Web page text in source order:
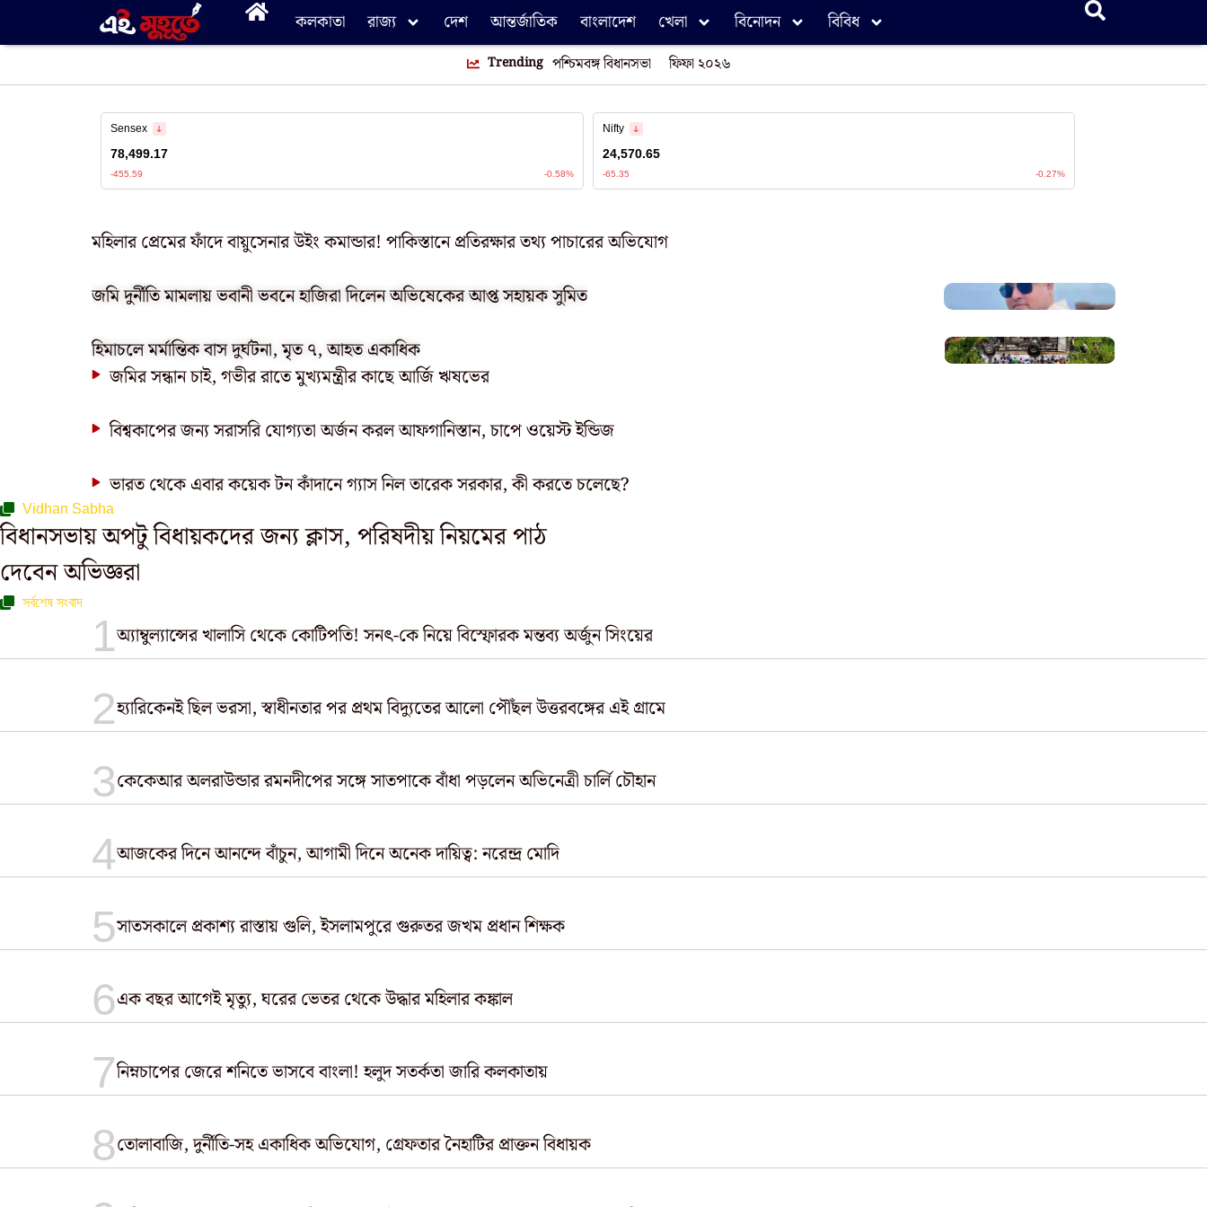
কলকাতা রাজ্য দেশ আন্তর্জাতিক বাংলাদেশ খেলা বিনোদন বিবিধ
Trending পশ্চিমবঙ্গ বিধানসভা ফিফা ২০২৬
মহিলার প্রেমের ফাঁদে বায়ুসেনার উইং কমান্ডার! পাকিস্তানে প্রতিরক্ষার তথ্য পাচারের অভিযোগ
জমি দুর্নীতি মামলায় ভবানী ভবনে হাজিরা দিলেন অভিষেকের আপ্ত সহায়ক সুমিত
হিমাচলে মর্মান্তিক বাস দুর্ঘটনা, মৃত ৭, আহত একাধিক
জমির সন্ধান চাই, গভীর রাতে মুখ্যমন্ত্রীর কাছে আর্জি ঋষভের
বিশ্বকাপের জন্য সরাসরি যোগ্যতা অর্জন করল আফগানিস্তান, চাপে ওয়েস্ট ইন্ডিজ
ভারত থেকে এবার কয়েক টন কাঁদানে গ্যাস নিল তারেক সরকার, কী করতে চলেছে?
Vidhan Sabha
বিধানসভায় অপটু বিধায়কদের জন্য ক্লাস, পরিষদীয় নিয়মের পাঠ
দেবেন অভিজ্ঞরা
সর্বশেষ সংবাদ
অ্যাম্বুল্যান্সের খালাসি থেকে কোটিপতি! সনৎ-কে নিয়ে বিস্ফোরক মন্তব্য অর্জুন সিংয়ের
হ্যারিকেনই ছিল ভরসা, স্বাধীনতার পর প্রথম বিদ্যুতের আলো পৌঁছল উত্তরবঙ্গের এই গ্রামে
কেকেআর অলরাউন্ডার রমনদীপের সঙ্গে সাতপাকে বাঁধা পড়লেন অভিনেত্রী চার্লি চৌহান
আজকের দিনে আনন্দে বাঁচুন, আগামী দিনে অনেক দায়িত্ব: নরেন্দ্র মোদি
সাতসকালে প্রকাশ্য রাস্তায় গুলি, ইসলামপুরে গুরুতর জখম প্রধান শিক্ষক
এক বছর আগেই মৃত্যু, ঘরের ভেতর থেকে উদ্ধার মহিলার কঙ্কাল
নিম্নচাপের জেরে শনিতে ভাসবে বাংলা! হলুদ সতর্কতা জারি কলকাতায়
তোলাবাজি, দুর্নীতি-সহ একাধিক অভিযোগ, গ্রেফতার নৈহাটির প্রাক্তন বিধায়ক